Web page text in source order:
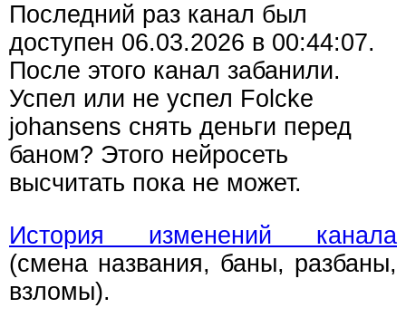
Последний раз канал был
доступен 06.03.2026 в 00:44:07.
После этого канал забанили.
Успел или не успел Folcke
johansens снять деньги перед
баном? Этого нейросеть
высчитать пока не может.
История изменений канала
(смена названия, баны, разбаны,
взломы).